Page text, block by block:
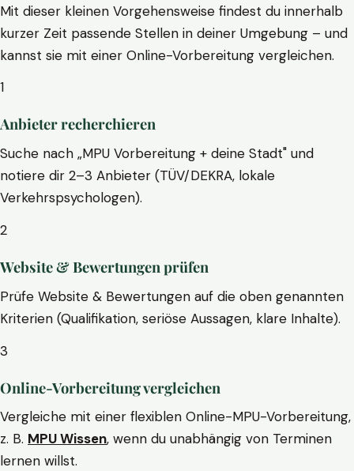
Mit dieser kleinen Vorgehensweise findest du innerhalb
kurzer Zeit passende Stellen in deiner Umgebung – und
kannst sie mit einer Online-Vorbereitung vergleichen.
1
Anbieter recherchieren
Suche nach „MPU Vorbereitung + deine Stadt" und
notiere dir 2–3 Anbieter (TÜV/DEKRA, lokale
Verkehrspsychologen).
2
Website & Bewertungen prüfen
Prüfe Website & Bewertungen auf die oben genannten
Kriterien (Qualifikation, seriöse Aussagen, klare Inhalte).
3
Online-Vorbereitung vergleichen
Vergleiche mit einer flexiblen Online-MPU-Vorbereitung,
z. B. MPU Wissen, wenn du unabhängig von Terminen
lernen willst.